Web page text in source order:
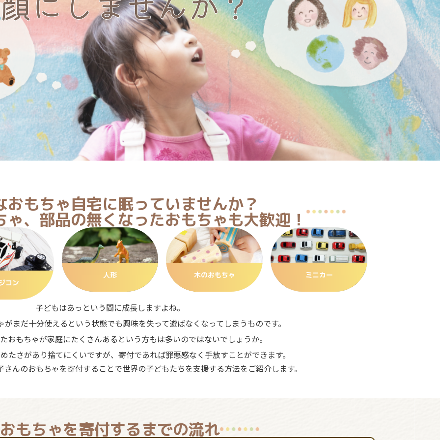
おもちゃ自宅に眠っていませんか？
ゃ、部品の無くなったおもちゃも大歓迎！
コン
人形 木のおもちゃ ミニカー
子どもはあっという間に成長しますよね。
まだ十分使えるという状態でも興味を失って遊ばなくなってしまうものです。
おもちゃが家庭にたくさんあるという方もは多いのではないでしょうか。
たさがあり捨てにくいですが、寄付であれば罪悪感なく手放すことができます。
んのおもちゃを寄付することで世界の子どもたちを支援する方法をご紹介します。
おもちゃを寄付するまでの流れ